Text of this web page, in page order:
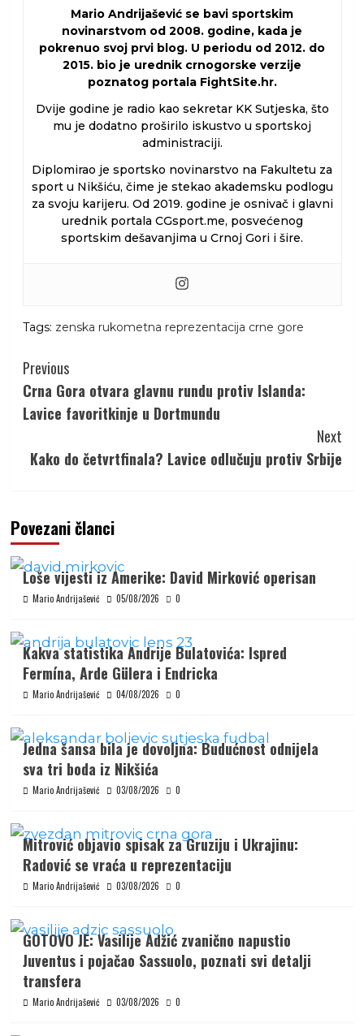
Mario Andrijašević se bavi sportskim
novinarstvom od 2008. godine, kada je
pokrenuo svoj prvi blog. U periodu od 2012. do
2015. bio je urednik crnogorske verzije
poznatog portala FightSite.hr.
Dvije godine je radio kao sekretar KK Sutjeska, što
mu je dodatno proširilo iskustvo u sportskoj
administraciji.
Diplomirao je sportsko novinarstvo na Fakultetu za
sport u Nikšiću, čime je stekao akademsku podlogu
za svoju karijeru. Od 2019. godine je osnivač i glavni
urednik portala CGsport.me, posvećenog
sportskim dešavanjima u Crnoj Gori i šire.
Tags: zenska rukometna reprezentacija crne gore
Continue
Reading
Previous
Crna Gora otvara glavnu rundu protiv Islanda:
Lavice favoritkinje u Dortmundu
Next
Kako do četvrtfinala? Lavice odlučuju protiv Srbije
Povezani članci
Loše vijesti iz Amerike: David Mirković operisan
Mario Andrijašević 05/08/2026 0
Kakva statistika Andrije Bulatovića: Ispred
Fermína, Arde Gülera i Endricka
Mario Andrijašević 04/08/2026 0
Jedna šansa bila je dovoljna: Budućnost odnijela
sva tri boda iz Nikšića
Mario Andrijašević 03/08/2026 0
Mitrović objavio spisak za Gruziju i Ukrajinu:
Radović se vraća u reprezentaciju
Mario Andrijašević 03/08/2026 0
GOTOVO JE: Vasilije Adžić zvanično napustio
Juventus i pojačao Sassuolo, poznati svi detalji
transfera
Mario Andrijašević 03/08/2026 0